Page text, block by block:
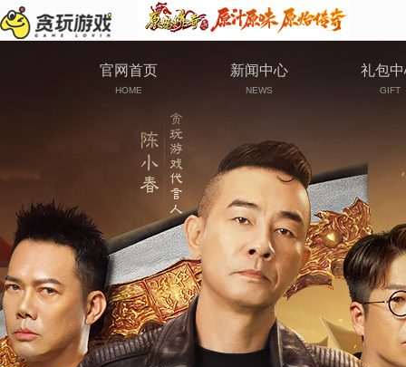
官网首页
HOME
新闻中心
NEWS
礼包
GIFT